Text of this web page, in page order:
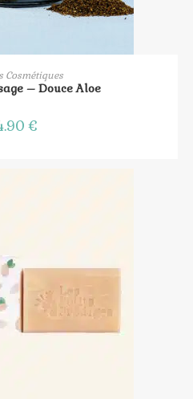
AU PANIER
Cosmétiques
– Douce Aloe
€